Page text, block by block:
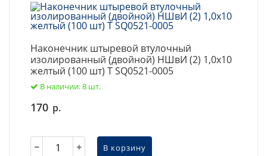
Наконечник штыревой втулочный
изолированный (двойной) НШвИ (2) 1,0х10
желтый (100 шт) T SQ0521-0005
В наличии: 8 шт.
170 р.
В корзину